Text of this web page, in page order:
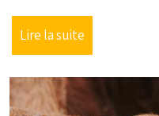
Lire la suite